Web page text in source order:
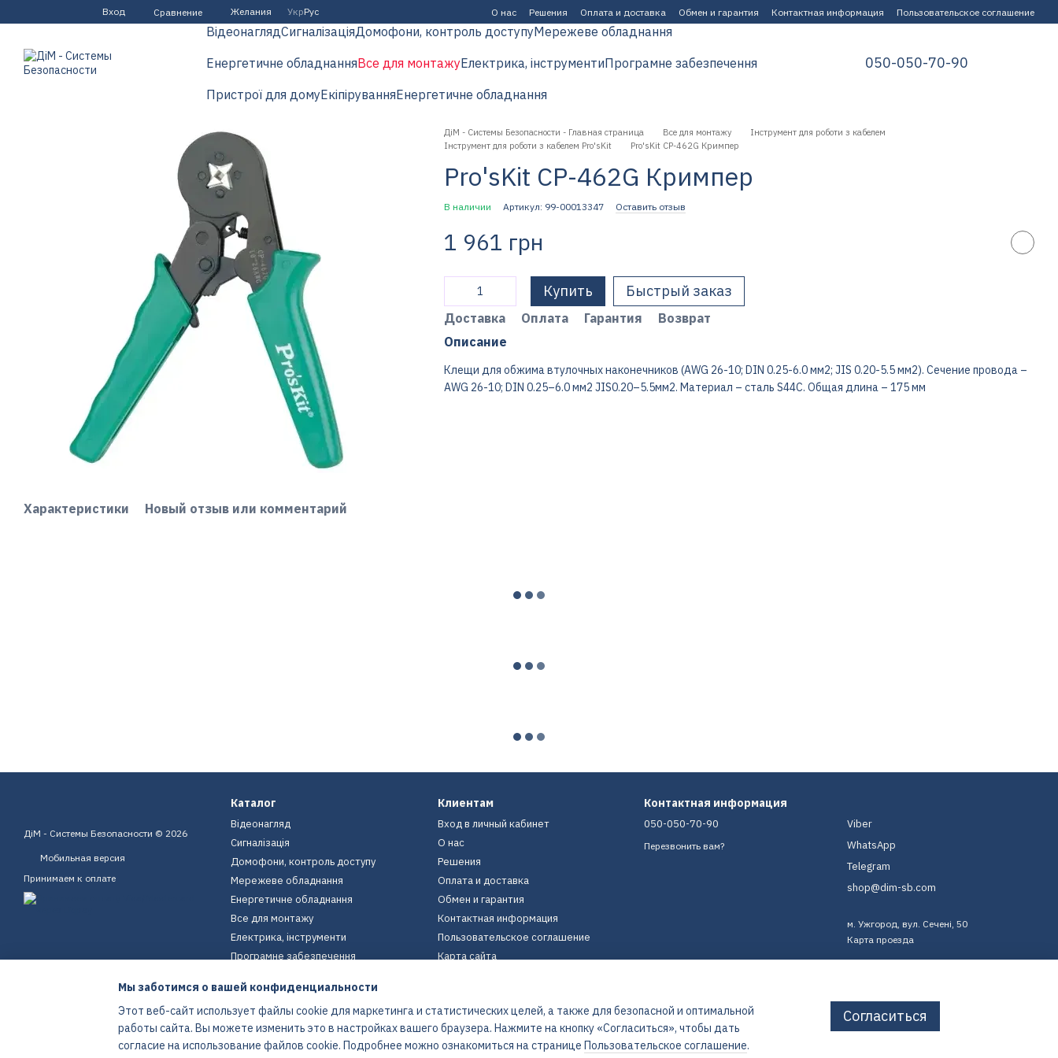
Перейти к основному контенту
Вход Сравнение Желания УкрРус О нас Решения Оплата и доставка Обмен и гарантия Контактная информация Пользовательское соглашение
ВідеонаглядСигналізаціяДомофони, контроль доступуМережеве обладнання
Енергетичне обладнанняВсе для монтажуЕлектрика, інструментиПрограмне забезпечення
Пристрої для домуЕкіпіруванняЕнергетичне обладнання
050-050-70-90
Характеристики Новый отзыв или комментарий
ДіМ - Системы Безопасности - Главная страница Все для монтажу
Інструмент для роботи з кабелем
Інструмент для роботи з кабелем Pro'sKit
Pro'sKit CP-462G Кримпер
Pro'sKit CP-462G Кримпер
В наличии Артикул: 99-00013347 Оставить отзыв
1 961 грн
Купить Быстрый заказ
Доставка Оплата Гарантия
Возврат
Описание
Клещи для обжима втулочных наконечников (AWG 26-10; DIN 0.25-6.0 мм2; JIS 0.20-5.5 мм2). Сечение провода –
AWG 26-10; DIN 0.25–6.0 мм2 JIS0.20–5.5мм2. Материал – сталь S44С. Общая длина – 175 мм
ДіМ - Системы Безопасности © 2026
Мобильная версия
Принимаем к оплате
Интернет-магазин создан с Хорошоп
Каталог
Відеонагляд
Сигналізація
Домофони, контроль доступу
Мережеве обладнання
Енергетичне обладнання
Все для монтажу
Електрика, інструменти
Програмне забезпечення
Екіпірування
Енергетичне обладнання
Клиентам
Вход в личный кабинет
О нас
Решения
Оплата и доставка
Обмен и гарантия
Контактная информация
Пользовательское соглашение
Карта сайта
Контактная информация
050-050-70-90
Перезвонить вам?
Viber
WhatsApp
Telegram
shop@dim-sb.com
м. Ужгород, вул. Сечені, 50
Карта проезда
Мы заботимся о вашей конфиденциальности
Этот веб-сайт использует файлы cookie для маркетинга и статистических целей, а также для безопасной и оптимальной
работы сайта. Вы можете изменить это в настройках вашего браузера. Нажмите на кнопку «Согласиться», чтобы дать
согласие на использование файлов cookie. Подробнее можно ознакомиться на странице Пользовательское соглашение.
Согласиться